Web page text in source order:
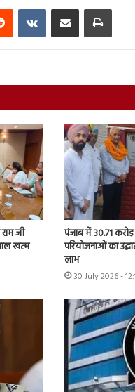
Reddit VKontakteShare via Email Print
जी
खत्म
पंजाब में 30.71
परियोजनाओं का
लाभ
30 July 2026 -